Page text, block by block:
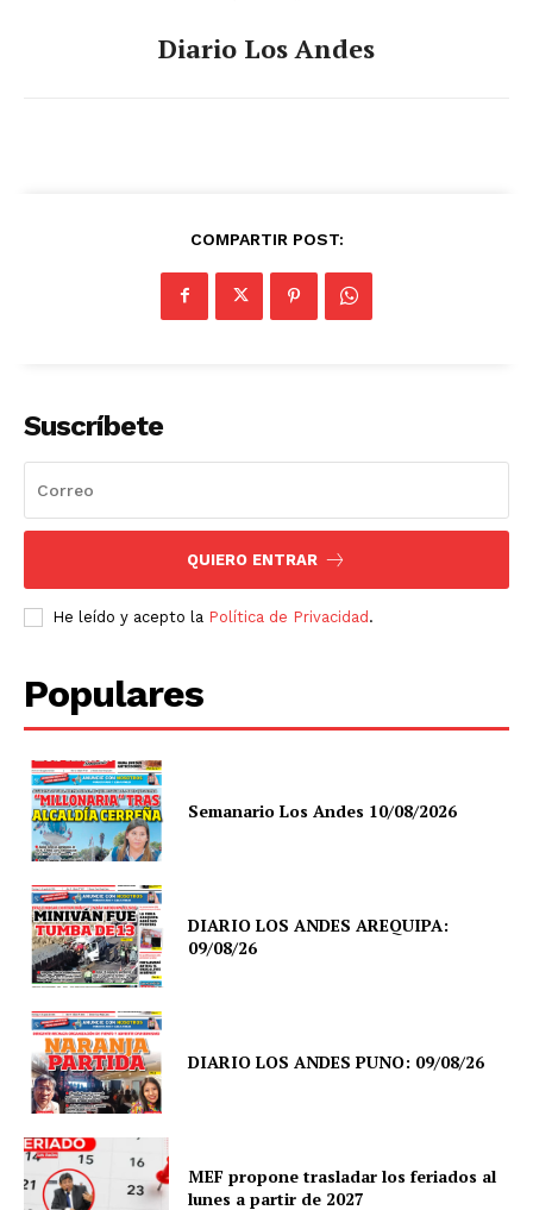
Diario Los Andes
COMPARTIR POST:
Suscríbete
QUIERO ENTRAR
He leído y acepto la Política de Privacidad.
Populares
Semanario Los Andes 10/08/2026
DIARIO LOS ANDES AREQUIPA:
09/08/26
DIARIO LOS ANDES PUNO: 09/08/26
MEF propone trasladar los feriados al
lunes a partir de 2027